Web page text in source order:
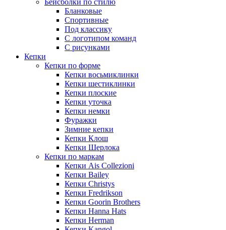
Бейсболки по стилю
Бланковые
Спортивные
Под классику
С логотипом команд
С рисунками
Кепки
Кепки по форме
Кепки восьмиклинки
Кепки шестиклинки
Кепки плоские
Кепки уточка
Кепки немки
Фуражки
Зимние кепки
Кепки Клош
Кепки Шерлока
Кепки по маркам
Кепки Ais Collezioni
Кепки Bailey
Кепки Christys
Кепки Fredrikson
Кепки Goorin Brothers
Кепки Hanna Hats
Кепки Herman